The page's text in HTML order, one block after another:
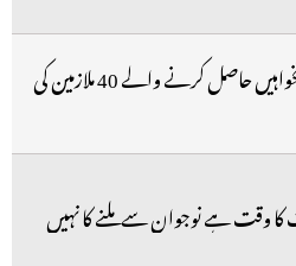
ایک آدھار سے دو تنخواہیں حاصل کرنے والے 40 ملازمین کی
وقت ہے نوجوان سے ملنے کا نہیں